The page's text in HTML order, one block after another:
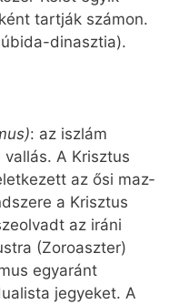
tartják számon.
dinasztia).
: az iszlám
A Krisztus
az ősi maz­
a Krisztus
az iráni
(Zoroaszter)
egyaránt
jegyeket. A